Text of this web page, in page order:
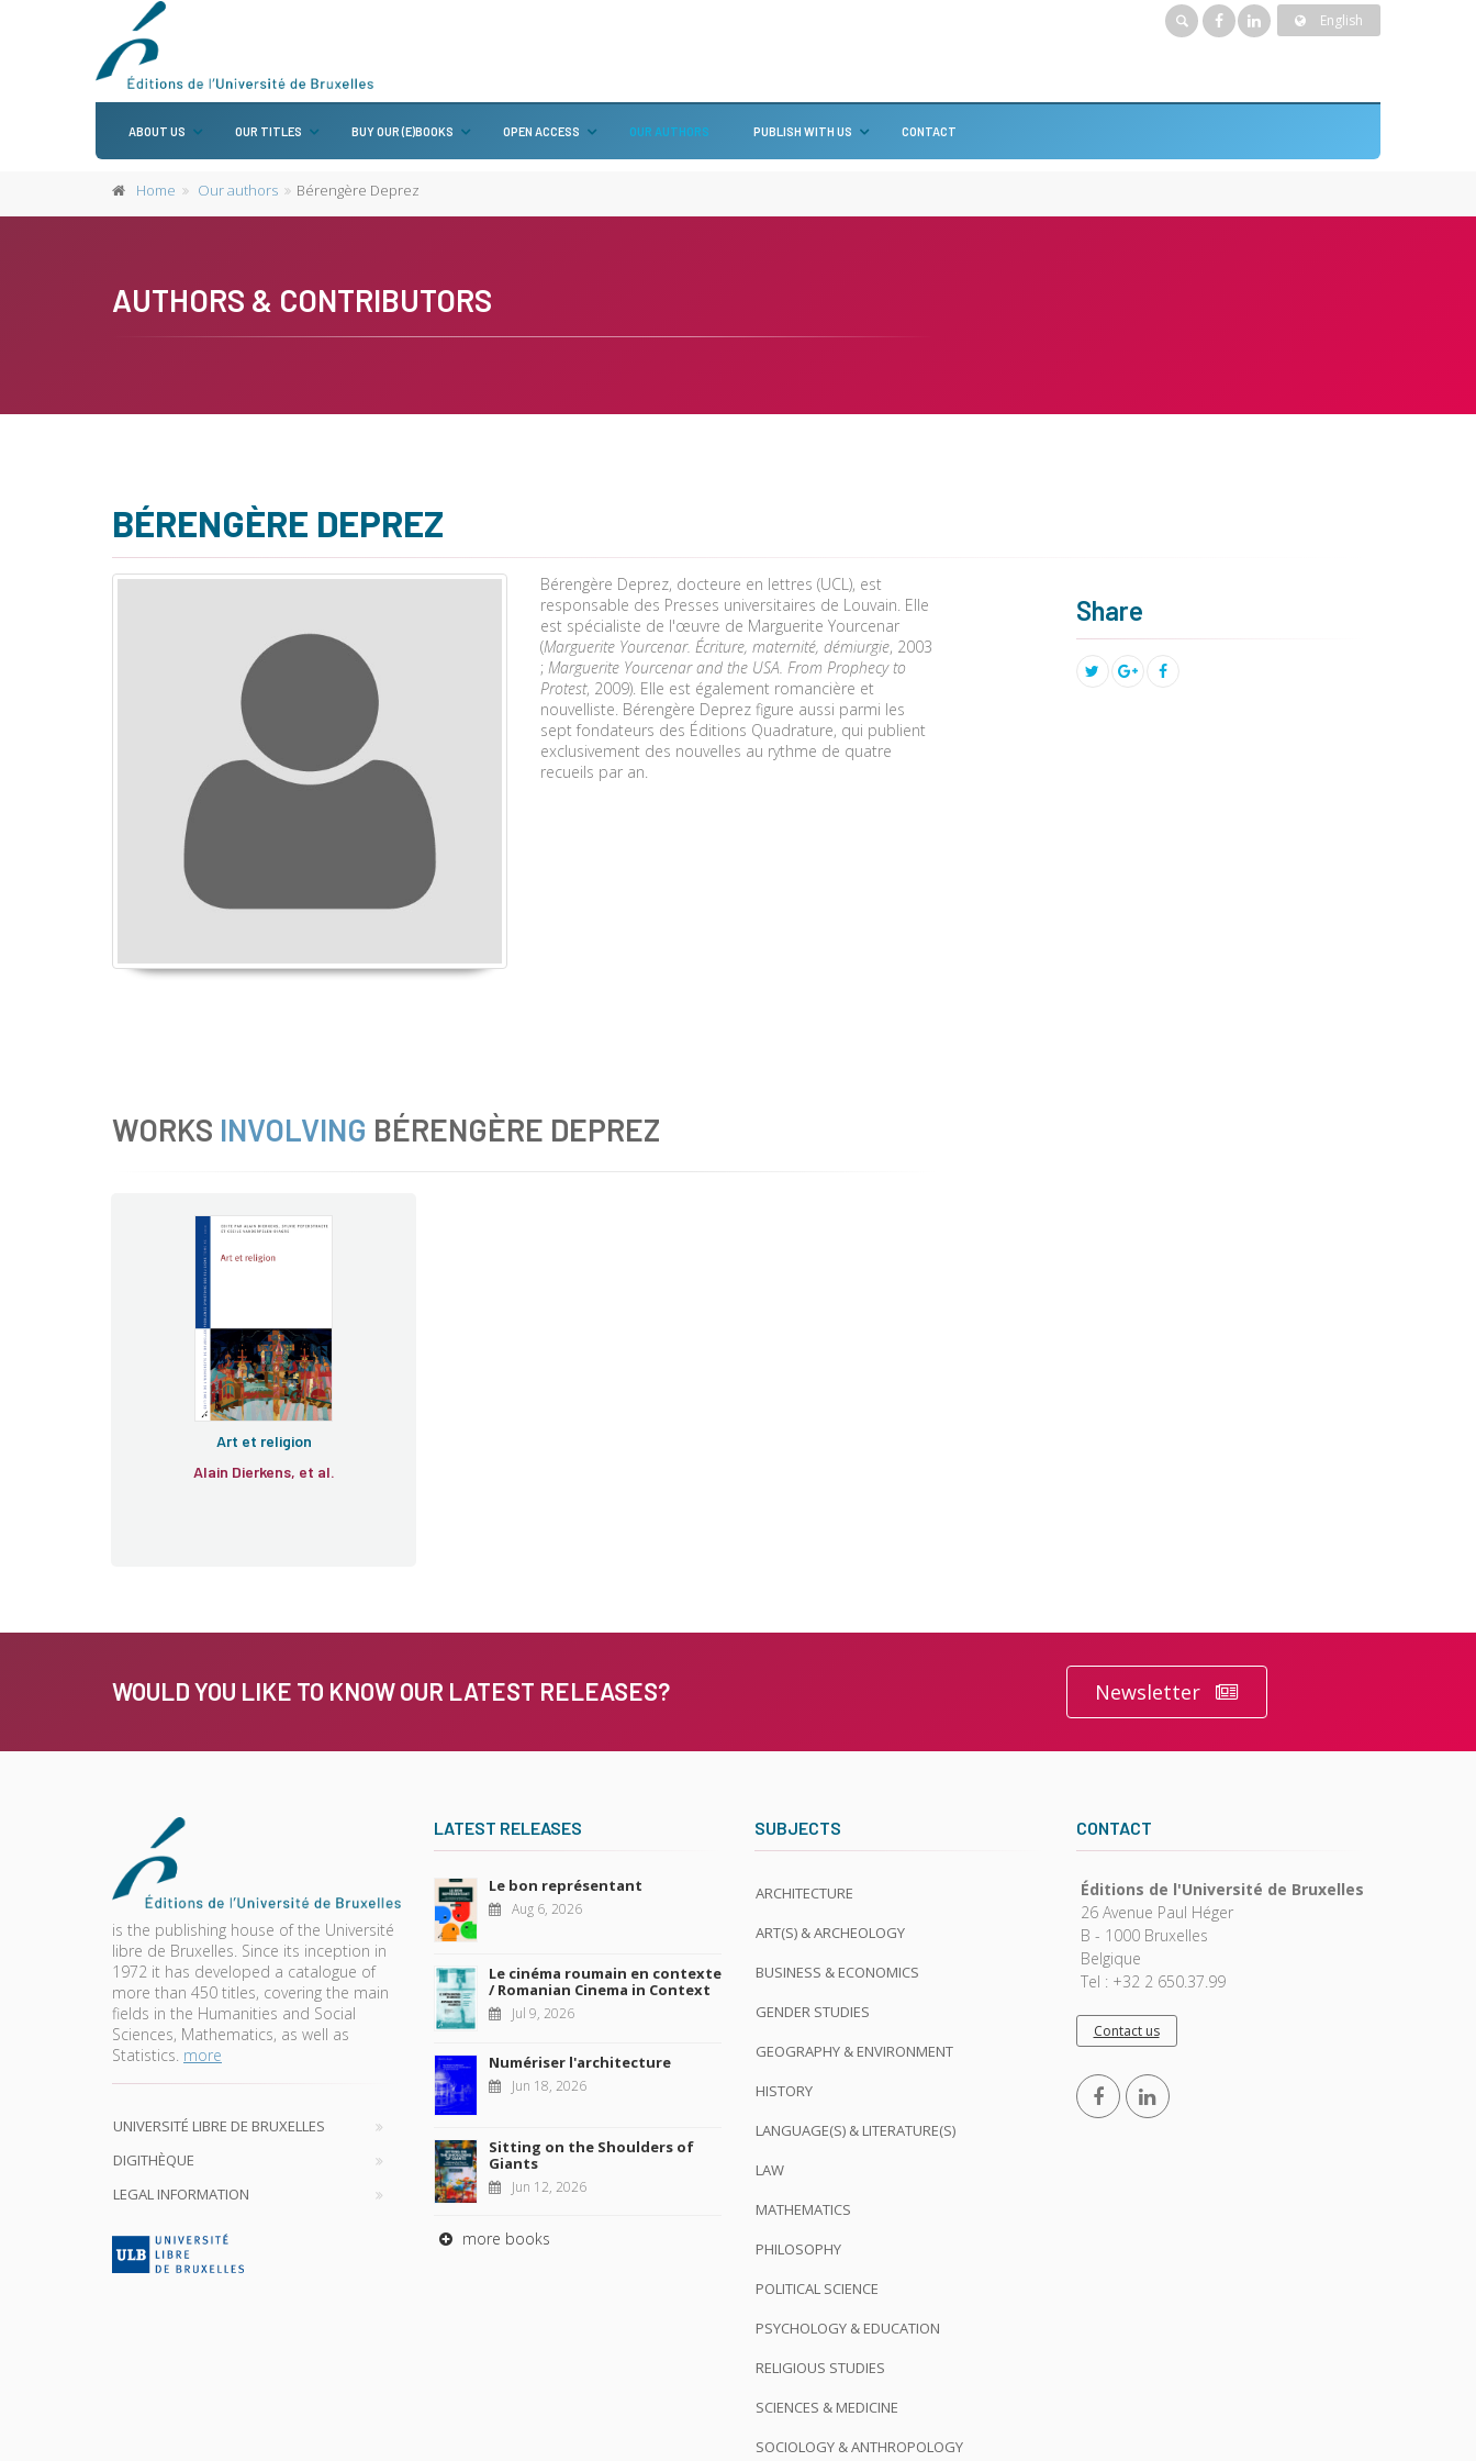
English
ABOUT US OUR TITLES BUY OUR (E)BOOKS OPEN ACCESS OUR AUTHORS PUBLISH WITH US CONTACT
Home Our authors Bérengère Deprez
AUTHORS & CONTRIBUTORS
BÉRENGÈRE DEPREZ
Bérengère Deprez, docteure en lettres (UCL), est
responsable des Presses universitaires de Louvain. Elle
est spécialiste de l'œuvre de Marguerite Yourcenar
(Marguerite Yourcenar. Écriture, maternité, démiurgie, 2003
; Marguerite Yourcenar and the USA. From Prophecy to
Protest, 2009). Elle est également romancière et
nouvelliste. Bérengère Deprez figure aussi parmi les
sept fondateurs des Éditions Quadrature, qui publient
exclusivement des nouvelles au rythme de quatre
recueils par an.
Share
WORKS INVOLVING BÉRENGÈRE DEPREZ
Art et religion
Alain Dierkens, et al.
WOULD YOU LIKE TO KNOW OUR LATEST RELEASES? Newsletter
is the publishing house of the Université
libre de Bruxelles. Since its inception in
1972 it has developed a catalogue of
more than 450 titles, covering the main
fields in the Humanities and Social
Sciences, Mathematics, as well as
Statistics. more
UNIVERSITÉ LIBRE DE BRUXELLES
DIGITHÈQUE
LEGAL INFORMATION
LATEST RELEASES
Le bon représentant
Aug 6, 2026
Le cinéma roumain en contexte
/ Romanian Cinema in Context
Jul 9, 2026
Numériser l'architecture
Jun 18, 2026
Sitting on the Shoulders of
Giants
Jun 12, 2026
more books
SUBJECTS
ARCHITECTURE
ART(S) & ARCHEOLOGY
BUSINESS & ECONOMICS
GENDER STUDIES
GEOGRAPHY & ENVIRONMENT
HISTORY
LANGUAGE(S) & LITERATURE(S)
LAW
MATHEMATICS
PHILOSOPHY
POLITICAL SCIENCE
PSYCHOLOGY & EDUCATION
RELIGIOUS STUDIES
SCIENCES & MEDICINE
SOCIOLOGY & ANTHROPOLOGY
CONTACT
Éditions de l'Université de Bruxelles
26 Avenue Paul Héger
B - 1000 Bruxelles
Belgique
Tel : +32 2 650.37.99
Contact us